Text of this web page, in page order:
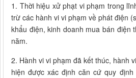
1. Thời hiệu xử phạt vi phạm trong
trừ các hành vi vi phạm về phát điện
khẩu điện, kinh doanh mua bán điện
năm.
2. Hành vi vi phạm đã kết thúc, hành
hiện được xác định căn cứ quy